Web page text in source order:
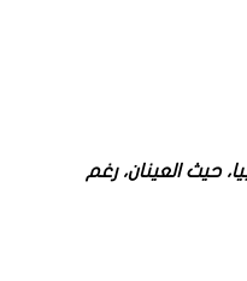
حيث العينان، رغم